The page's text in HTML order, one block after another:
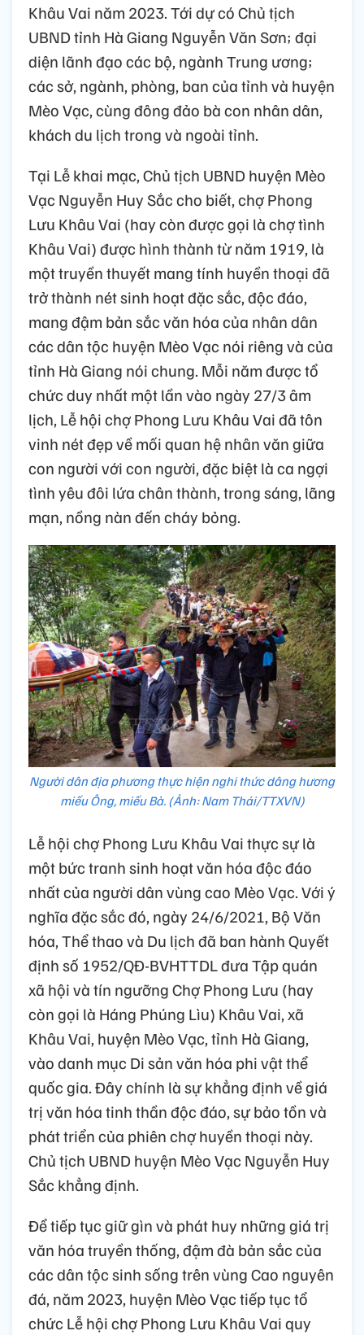
Khâu Vai năm 2023. Tới dự có Chủ tịch
UBND tỉnh Hà Giang Nguyễn Văn Sơn; đại
diện lãnh đạo các bộ, ngành Trung ương;
các sở, ngành, phòng, ban của tỉnh và huyện
Mèo Vạc, cùng đông đảo bà con nhân dân,
khách du lịch trong và ngoài tỉnh.
Tại Lễ khai mạc, Chủ tịch UBND huyện Mèo
Vạc Nguyễn Huy Sắc cho biết, chợ Phong
Lưu Khâu Vai (hay còn được gọi là chợ tình
Khâu Vai) được hình thành từ năm 1919, là
một truyền thuyết mang tính huyền thoại đã
trở thành nét sinh hoạt đặc sắc, độc đáo,
mang đậm bản sắc văn hóa của nhân dân
các dân tộc huyện Mèo Vạc nói riêng và của
tỉnh Hà Giang nói chung. Mỗi năm được tổ
chức duy nhất một lần vào ngày 27/3 âm
lịch, Lễ hội chợ Phong Lưu Khâu Vai đã tôn
vinh nét đẹp về mối quan hệ nhân văn giữa
con người với con người, đặc biệt là ca ngợi
tình yêu đôi lứa chân thành, trong sáng, lãng
mạn, nồng nàn đến cháy bỏng.
Người dân địa phương thực hiện nghi thức dâng hương
miếu Ông, miếu Bà. (Ảnh: Nam Thái/TTXVN)
Lễ hội chợ Phong Lưu Khâu Vai thực sự là
một bức tranh sinh hoạt văn hóa độc đáo
nhất của người dân vùng cao Mèo Vạc. Với ý
nghĩa đặc sắc đó, ngày 24/6/2021, Bộ Văn
hóa, Thể thao và Du lịch đã ban hành Quyết
định số 1952/QĐ-BVHTTDL đưa Tập quán
xã hội và tín ngưỡng Chợ Phong Lưu (hay
còn gọi là Háng Phúng Lìu) Khâu Vai, xã
Khâu Vai, huyện Mèo Vạc, tỉnh Hà Giang,
vào danh mục Di sản văn hóa phi vật thể
quốc gia. Đây chính là sự khẳng định về giá
trị văn hóa tinh thần độc đáo, sự bảo tồn và
phát triển của phiên chợ huyền thoại này.
Chủ tịch UBND huyện Mèo Vạc Nguyễn Huy
Sắc khẳng định.
Để tiếp tục giữ gìn và phát huy những giá trị
văn hóa truyền thống, đậm đà bản sắc của
các dân tộc sinh sống trên vùng Cao nguyên
đá, năm 2023, huyện Mèo Vạc tiếp tục tổ
chức Lễ hội chợ Phong Lưu Khâu Vai quy